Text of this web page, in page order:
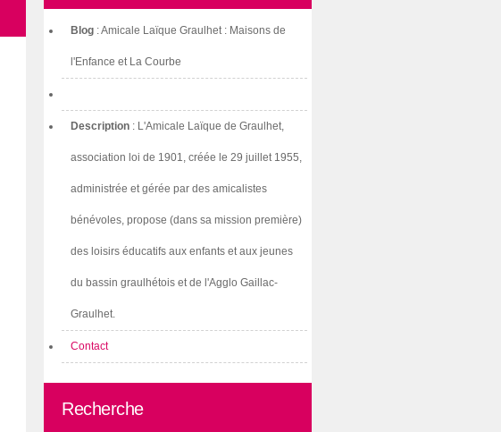
Blog : Amicale Laïque Graulhet : Maisons de
l'Enfance et La Courbe
Description : L'Amicale Laïque de Graulhet,
association loi de 1901, créée le 29 juillet 1955,
administrée et gérée par des amicalistes
bénévoles, propose (dans sa mission première)
des loisirs éducatifs aux enfants et aux jeunes
du bassin graulhétois et de l'Agglo Gaillac-
Graulhet.
Contact
Recherche